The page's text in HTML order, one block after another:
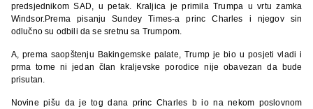
predsjednikom SAD, u petak. Kraljica je primila Trumpa u vrtu zamka
Windsor.Prema pisanju Sundey Times-a princ Charles i njegov sin
odlučno su odbili da se sretnu sa Trumpom.
A, prema saopštenju Bakingemske palate, Trump je bio u posjeti vladi i
prma tome ni jedan član kraljevske porodice nije obavezan da bude
prisutan.
Novine pišu da je tog dana princ Charles b io na nekom poslovnom